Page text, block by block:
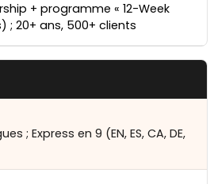
+ programme « 12-Week
; 20+ ans, 500+ clients
; Express en 9 (EN, ES, CA, DE,